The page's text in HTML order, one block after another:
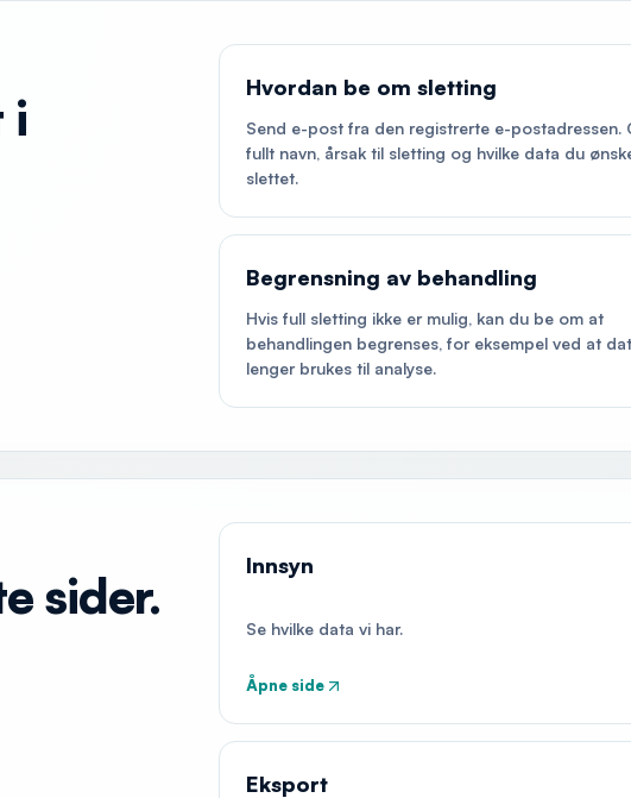
i
Hvordan be om sletting
Send e-post fra den registrerte e-postadressen.
fullt navn, årsak til sletting og hvilke data du
slettet.
Begrensning av behandling
Hvis full sletting ikke er mulig, kan du be om at
behandlingen begrenses, for eksempel ved at
lenger brukes til analyse.
sider. Innsyn
Se hvilke data vi har.
Åpne side
Eksport